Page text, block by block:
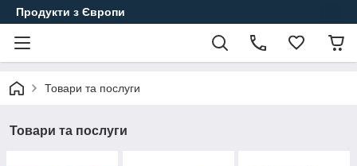
Продукти з Європи
Товари та послуги
Товари та послуги